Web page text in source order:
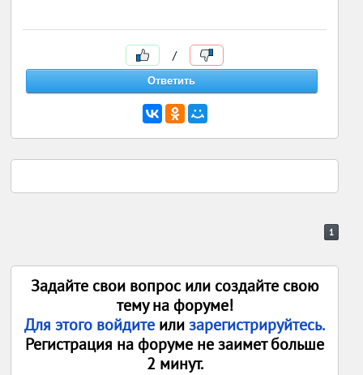
/
1
Задайте свои вопрос или создайте свою
тему на форуме!
Для этого войдите илизарегистрируйтесь.
Регистрация на форуме не заимет больше
2 минут.